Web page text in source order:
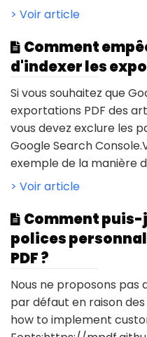
> Voir article
Comment
d'indexer les
Si vous souhaitez que
exportations PDF des
vous devez exclure les
Google Search
exemple de la manière
> Voir article
Comment
polices
PDF ?
Nous ne proposons pas
par défaut en raison
how to implement